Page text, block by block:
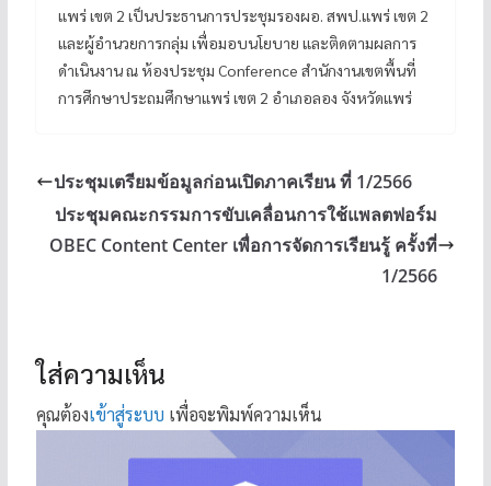
แพร่ เขต 2 เป็นประธานการประชุมรองผอ. สพป.แพร่ เขต 2
และผู้อำนวยการกลุ่ม เพื่อมอบนโยบาย และติดตามผลการ
ดำเนินงาน ณ ห้องประชุม Conference สำนักงานเขตพื้นที่
การศึกษาประถมศึกษาแพร่ เขต 2 อำเภอลอง จังหวัดแพร่
ประชุมเตรียมข้อมูลก่อนเปิดภาคเรียน ที่ 1/2566
ประชุมคณะกรรมการขับเคลื่อนการใช้แพลตฟอร์ม
OBEC Content Center เพื่อการจัดการเรียนรู้ ครั้งที่
1/2566
ใส่ความเห็น
คุณต้องเข้าสู่ระบบ เพื่อจะพิมพ์ความเห็น